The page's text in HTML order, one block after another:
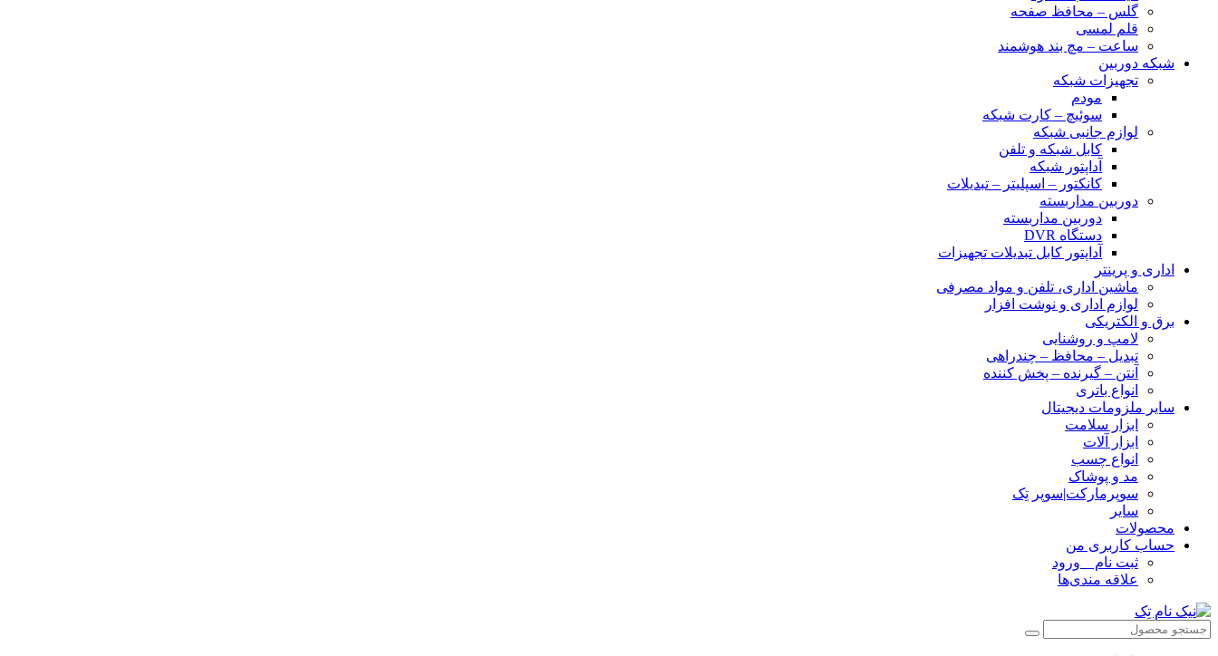
گلس – محافظ صفحه
قلم لمسی
ساعت – مچ بند هوشمند
شبکه دوربین
تجهیزات شبکه
مودم
سوئیچ – کارت شبکه
لوازم جانبی شبکه
کابل شبکه و تلفن
آداپتور شبکه
کانکتور – اسپلیتر – تبدیلات
دوربین مداربسته
دوربین مداربسته
دستگاه DVR
آداپتور کابل تبدیلات تجهیزات
اداری و پرینتر
ماشین اداری، تلفن و مواد مصرفی
لوازم اداری و نوشت افزار
برق و الکتریکی
لامپ و روشنایی
تبدیل – محافظ – چندراهی
آنتن – گیرنده – پخش کننده
انواع باتری
سایر ملزومات دیجیتال
ابزار سلامت
ابزار آلات
انواع چسب
مد و پوشاک
سوپرمارکت|سوپر تِک
سایر
محصولات
حساب کاربری من
ثبت نام _ ورود
علاقه مندی‌ها